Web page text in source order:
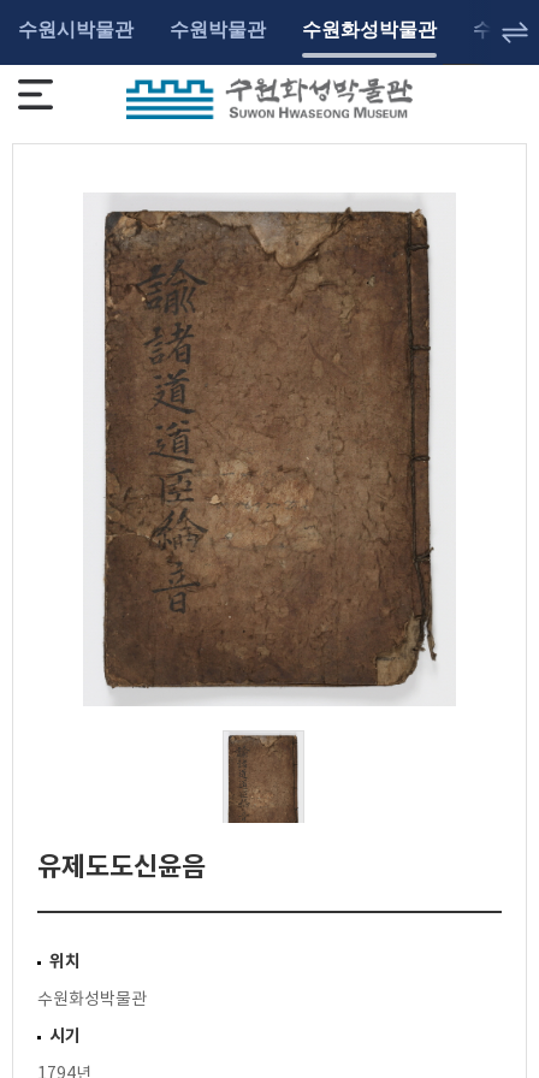
수원시박물관 수원박물관 수원화성박물관 수원광
유제도도신윤음
위치
수원화성박물관
시기
1794년